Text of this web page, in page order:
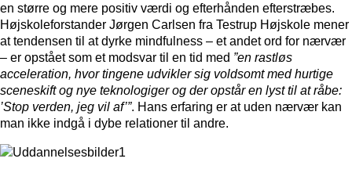
en større og mere positiv værdi og efterhånden efterstræbes.
Højskoleforstander Jørgen Carlsen fra Testrup Højskole mener
at tendensen til at dyrke mindfulness – et andet ord for nærvær
– er opstået som et modsvar til en tid med ”en rastløs
acceleration, hvor tingene udvikler sig voldsomt med hurtige
sceneskift og nye teknologiger og der opstår en lyst til at råbe:
’Stop verden, jeg vil af’”. Hans erfaring er at uden nærvær kan
man ikke indgå i dybe relationer til andre.